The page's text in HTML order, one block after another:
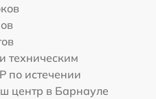
техническим
по истечении
центр в Барнауле